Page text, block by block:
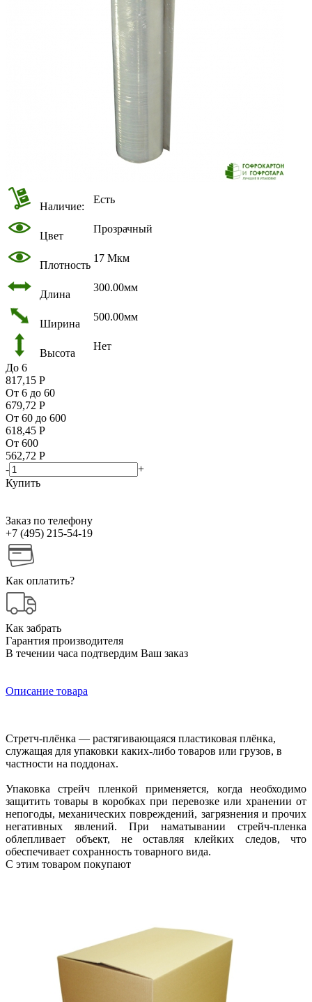
Наличие:
Есть
Цвет
Прозрачный
Плотность
17 Мкм
Длина
300.00мм
Ширина
500.00мм
Высота
Нет
До 6
817,15 Р
От 6 до 60
679,72 Р
От 60 до 600
618,45 Р
От 600
562,72 Р
-
+
Купить
Заказ по телефону
+7 (495) 215-54-19
Как оплатить?
Как забрать
Гарантия производителя
В течении часа подтвердим Ваш заказ
Описание товара
Стретч-плёнка — растягивающаяся пластиковая плёнка,
служащая для упаковки каких-либо товаров или грузов, в
частности на поддонах.
Упаковка стрейч пленкой применяется, когда необходимо
защитить товары в коробках при перевозке или хранении от
непогоды, механических повреждений, загрязнения и прочих
негативных явлений. При наматывании стрейч-пленка
облепливает объект, не оставляя клейких следов, что
обеспечивает сохранность товарного вида.
С этим товаром покупают